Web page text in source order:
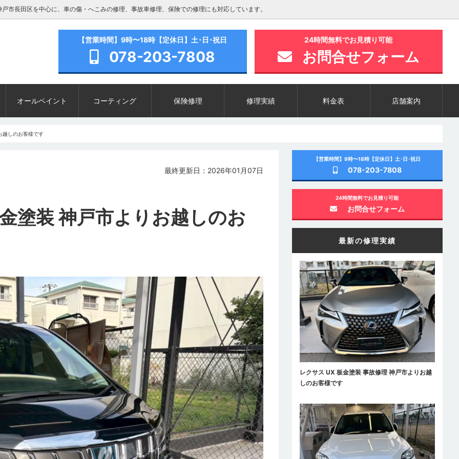
市長田区を中心に、車の傷・へこみの修理、事故車修理、保険での修理にも対応しています。
【営業時間】9時〜18時【定休日】土･日･祝日
078-203-7808
24時間無料でお見積り可能
お問合せフォーム
オールペイント コーティング 保険修理 修理実績 料金表 店舗案内
越しのお客様です
最終更新日：2026年01月07日
塗装 神戸市よりお越しのお
【営業時間】9時〜18時【定休日】土･日･祝日
078-203-7808
24時間無料でお見積り可能
お問合せフォーム
最新の修理実績
レクサス UX 板金塗装 事故修理 神戸市よりお越
しのお客様です